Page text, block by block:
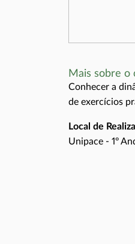
Mais sobre o
Conhecer a
de exercícios
Local de
Unipace - 1º